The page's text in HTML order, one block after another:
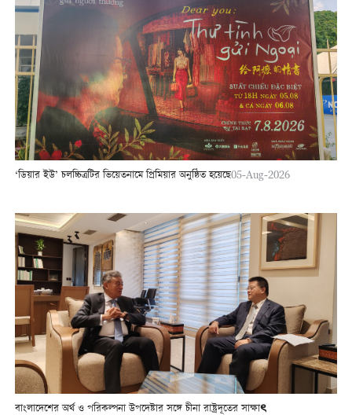
‘ডিয়ার ইউ’ চলচ্চিত্রটির ভিয়েতনামে প্রিমিয়ার অনুষ্ঠিত হয়েছে05-Aug-2026
বাংলাদেশের অর্থ ও পরিকল্পনা উপদেষ্টার সঙ্গে চীনা রাষ্ট্রদূতের সাক্ষাৎ